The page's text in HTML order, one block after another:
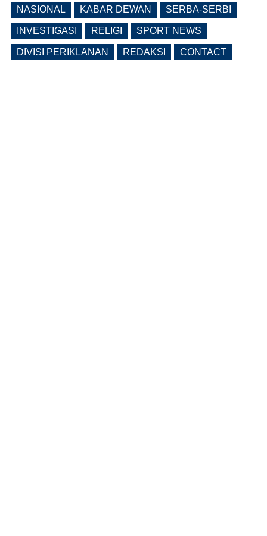
NASIONAL KABAR DEWAN SERBA-SERBI
INVESTIGASI RELIGI SPORT NEWS
DIVISI PERIKLANAN REDAKSI CONTACT